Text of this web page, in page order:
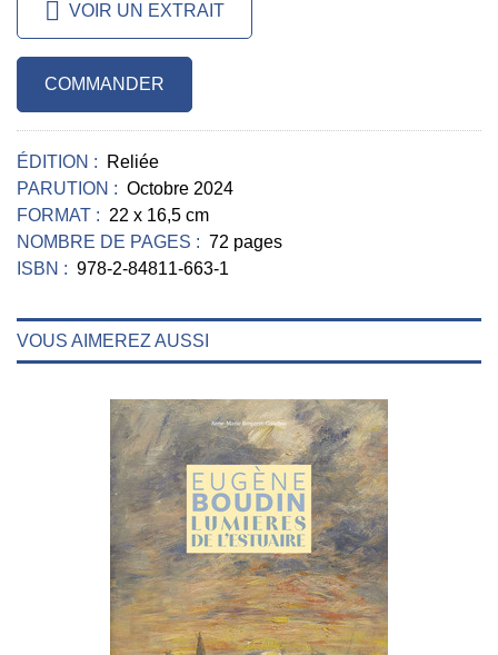
VOIR UN EXTRAIT
COMMANDER
ÉDITION :
Reliée
PARUTION : Octobre 2024
FORMAT : 22 x 16,5 cm
NOMBRE DE PAGES : 72 pages
ISBN : 978-2-84811-663-1
VOUS AIMEREZ AUSSI